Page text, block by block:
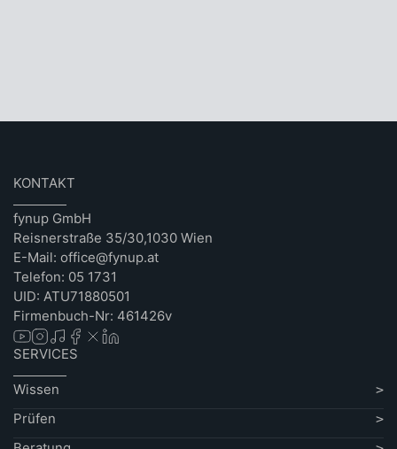
KONTAKT
fynup GmbH
Reisnerstraße 35/30,1030 Wien
E-Mail: office@fynup.at
Telefon: 05 1731
UID: ATU71880501
Firmenbuch-Nr: 461426v
SERVICES
Wissen
Prüfen